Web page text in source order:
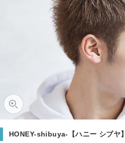
HONEY-shibuya-【ハニー シブヤ